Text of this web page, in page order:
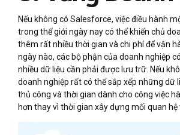
Nếu không có Salesforce, việc điều hành
trong thế giới ngày nay có thể khiến chủ
thêm rất nhiều thời gian và chi phí để vận
ngày nào, các bộ phận của doanh nghiệp
nhiều dữ liệu cần phải được lưu trữ. Nếu
doanh nghiệp rất có thể sắp xếp những dữ
thủ công và thời gian dành cho công việc
hơn thay vì thời gian xây dựng mối quan hệ